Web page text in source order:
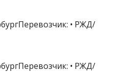
• РЖД/
• РЖД/